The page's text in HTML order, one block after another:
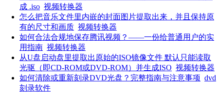
成 .iso 视频转换器
怎么把音乐文件里内嵌的封面图片提取出来，并且保持原
有的尺寸和画质 视频转换器
如何合法合规地保存腾讯视频？——一份给普通用户的实
用指南 视频转换器
从U盘启动盘里提取出原始的ISO镜像文件 默认只能读取
光驱（即CD-ROM或DVD-ROM）并生成ISO 视频转换器
如何清除或重新刻录DVD光盘？完整指南与注意事项 dvd
刻录软件